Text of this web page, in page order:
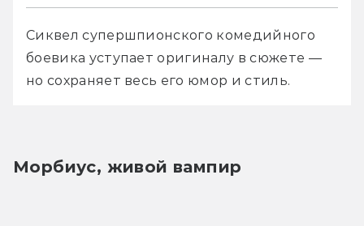
Сиквел супершпионского комедийного
боевика уступает оригиналу в сюжете —
но сохраняет весь его юмор и стиль.
Морбиус, живой вампир